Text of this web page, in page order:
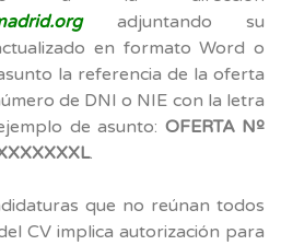
adjuntando su
en formato Word o
la referencia de la oferta
de DNI o NIE con la letra
de asunto: OFERTA Nº
.
que no reúnan todos
CV implica autorización para